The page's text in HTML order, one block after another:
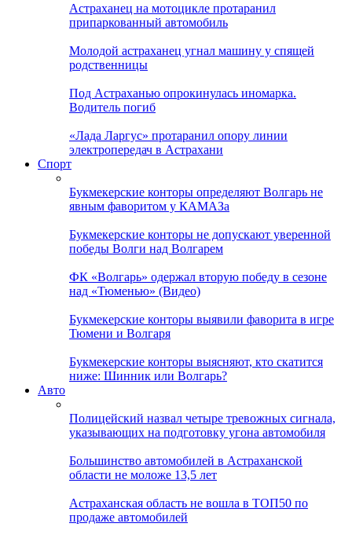
Астраханец на мотоцикле протаранил
припаркованный автомобиль
Молодой астраханец угнал машину у спящей
родственницы
Под Астраханью опрокинулась иномарка.
Водитель погиб
«Лада Ларгус» протаранил опору линии
электропередач в Астрахани
Спорт
Букмекерские конторы определяют Волгарь не
явным фаворитом у КАМАЗа
Букмекерские конторы не допускают уверенной
победы Волги над Волгарем
ФК «Волгарь» одержал вторую победу в сезоне
над «Тюменью» (Видео)
Букмекерские конторы выявили фаворита в игре
Тюмени и Волгаря
Букмекерские конторы выясняют, кто скатится
ниже: Шинник или Волгарь?
Авто
Полицейский назвал четыре тревожных сигнала,
указывающих на подготовку угона автомобиля
Большинство автомобилей в Астраханской
области не моложе 13,5 лет
Астраханская область не вошла в ТОП50 по
продаже автомобилей